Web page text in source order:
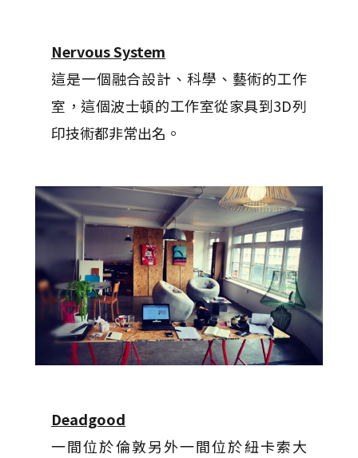
Nervous System
這是一個融合設計、科學、藝術的工作
室，這個波士頓的工作室從家具到3D列
印技術都非常出名。
Deadgood
一間位於倫敦另外一間位於紐卡索大